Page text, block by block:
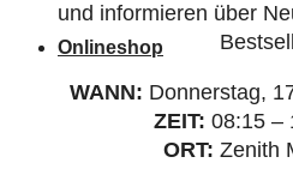
Onlineshop
und informieren über
WANN: Donnerstag,
ZEIT: 08:15 –
ORT: Zenith